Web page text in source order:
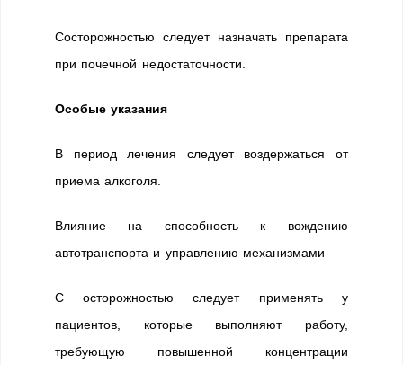
Состорожностью следует назначать препарата
при почечной недостаточности.
Особые указания
В период лечения следует воздержаться от
приема алкоголя.
Влияние на способность к вождению
автотранспорта и управлению механизмами
С осторожностью следует применять у
пациентов, которые выполняют работу,
требующую повышенной концентрации